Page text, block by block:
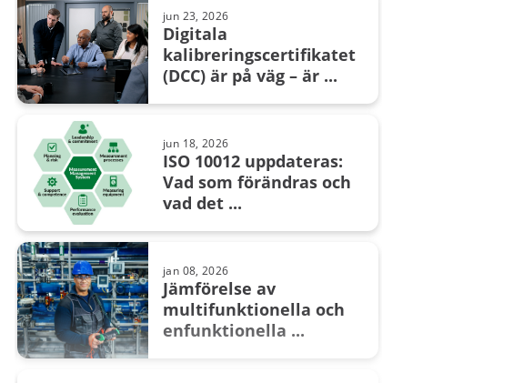
nov 26, 2024
apr 08, 2024
kalibrering – Är du spårbar?
maj 20, 2024
Kompensation för
jun 23, 2026
Digitala
kalibreringscertifikatet
(DCC) är på väg – är ...
jun 18, 2026
ISO 10012 uppdateras:
Vad som förändras och
vad det ...
jan 08, 2026
Jämförelse av
multifunktionella och
enfunktionella ...